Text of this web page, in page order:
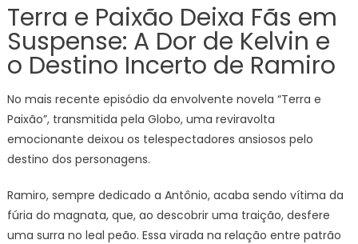
Terra e Paixão Deixa Fãs em
Suspense: A Dor de Kelvin e
o Destino Incerto de Ramiro
No mais recente episódio da envolvente novela “Terra e
Paixão”, transmitida pela Globo, uma reviravolta
emocionante deixou os telespectadores ansiosos pelo
destino dos personagens.
Ramiro, sempre dedicado a Antônio, acaba sendo vítima da
fúria do magnata, que, ao descobrir uma traição, desfere
uma surra no leal peão. Essa virada na relação entre patrão